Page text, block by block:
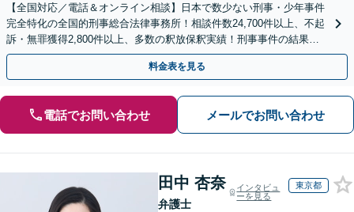
【全国対応／電話＆オンライン相談】日本で数少ない刑事・少年事件
完全特化の全国的刑事総合法律事務所！相談件数24,700件以上、不起
訴・無罪獲得2,800件以上、多数の釈放保釈実績！刑事事件の結果は
弁護士の腕次第で変わります【初回相談無料】
料金表を見る
電話でお問い合わせ メールでお問い合わせ
田中 杏奈
弁護士
インタビュ
ーを見る
東京都